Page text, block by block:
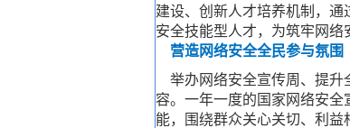
建设、创新人才培养机制，
安全技能型人才，为筑牢网络
营造网络安全全民参与氛围
举办网络安全宣传周、提升
容。一年一度的国家网络安
能，围绕群众关心关切、利